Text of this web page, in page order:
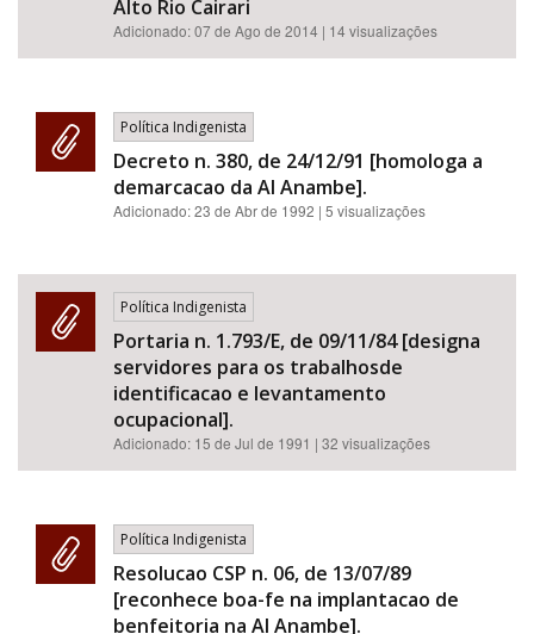
Alto Rio Cairari
Adicionado:07 de Ago de 2014 | 14 visualizações
Política Indigenista
Decreto n. 380, de 24/12/91 [homologa a
demarcacao da AI Anambe].
Adicionado:23 de Abr de 1992 | 5 visualizações
Política Indigenista
Portaria n. 1.793/E, de 09/11/84 [designa
servidores para os trabalhosde
identificacao e levantamento
ocupacional].
Adicionado: 15 de Jul de 1991 | 32 visualizações
Política Indigenista
Resolucao CSP n. 06, de 13/07/89
[reconhece boa-fe na implantacao de
benfeitoria na AI Anambe].